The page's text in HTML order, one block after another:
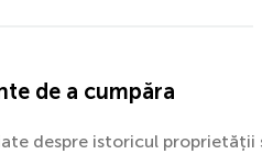
de a cumpăra
despre istoricul proprietății